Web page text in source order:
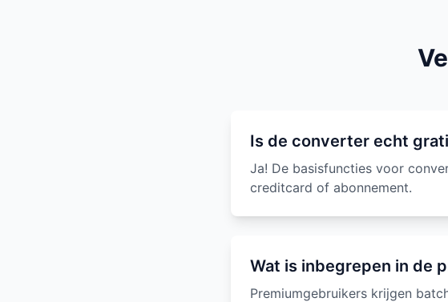
Is de converter echt
Ja! De basisfuncties voor
creditcard of abonnement.
Wat is inbegrepen in de
Premiumgebruikers krijgen